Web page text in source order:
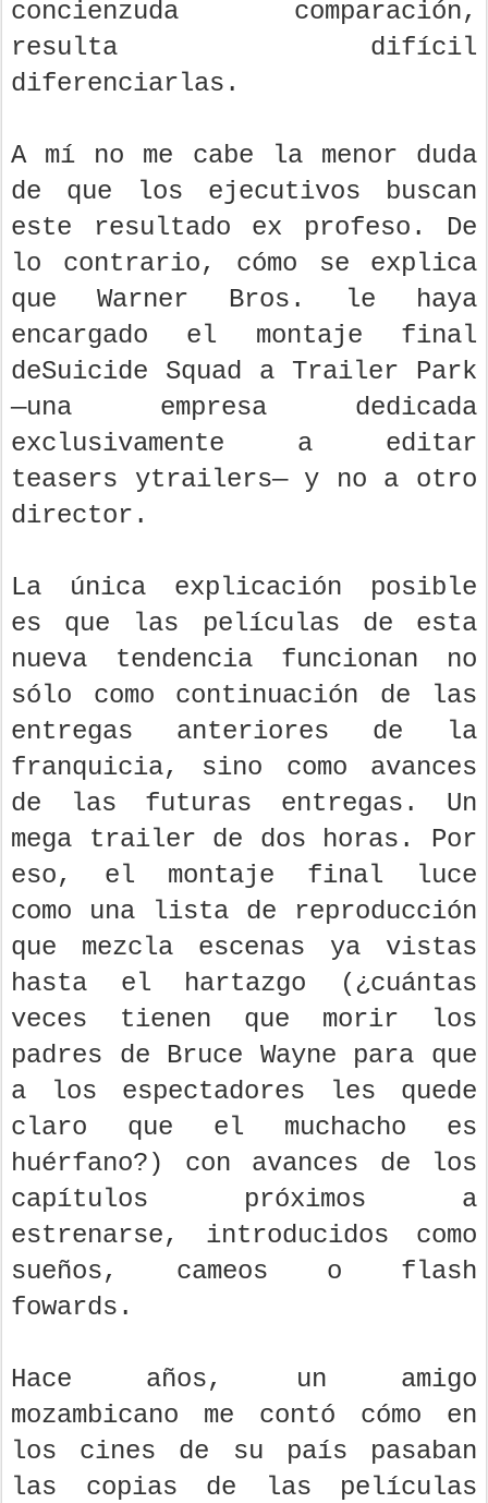
concienzuda comparación,
resulta difícil
diferenciarlas.
A mí no me cabe la menor duda
de que los ejecutivos buscan
este resultado ex profeso. De
lo contrario, cómo se explica
que Warner Bros. le haya
encargado el montaje final
deSuicide Squad a Trailer Park
—una empresa dedicada
exclusivamente a editar
teasers ytrailers— y no a otro
director.
La única explicación posible
es que las películas de esta
nueva tendencia funcionan no
sólo como continuación de las
entregas anteriores de la
franquicia, sino como avances
de las futuras entregas. Un
mega trailer de dos horas. Por
eso, el montaje final luce
como una lista de reproducción
que mezcla escenas ya vistas
hasta el hartazgo (¿cuántas
veces tienen que morir los
padres de Bruce Wayne para que
a los espectadores les quede
claro que el muchacho es
huérfano?) con avances de los
capítulos próximos a
estrenarse, introducidos como
sueños, cameos o flash
fowards.
Hace años, un amigo
mozambicano me contó cómo en
los cines de su país pasaban
las copias de las películas